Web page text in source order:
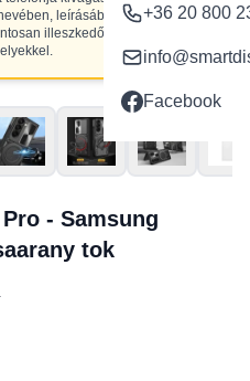
+36 20 800
Facebook
leírásában szereplő
illeszkedő
- Samsung
tok